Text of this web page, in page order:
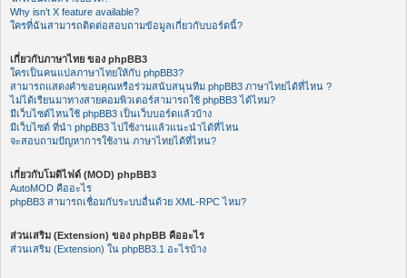
Why isn’t X feature available?
ใครที่ฉันสามารถติดต่อสอบถามข้อมูลเกี่ยวกับบอร์ดนี้?
เกี่ยวกับภาษาไทย ของ phpBB3
ใครเป็นคนแปลภาษาไทยให้กับ phpBB3?
สามารถแสดงคำขอบคุณหรือร่วมสนับสนุนทีม phpBB3 ภาษาไทยได้ที่ไหน ?
ไม่ได้เรียนมาทางสายคอมพิวเตอร์สามารถใช้ phpBB3 ได้ไหม?
มีเว็บไซต์ไหนใช้ phpBB3 เป็นเว็บบอร์ดแล้วบ้าง
มีเว็บไซต์ ที่นำ phpBB3 ไปใช้งานแล้วแนะนำได้ที่ไหน
จะสอบถามปัญหาการใช้งาน ภาษาไทยได้ที่ไหน?
เกี่ยวกับโมดิไฟด์ (MOD) phpBB3
AutoMOD คืออะไร
phpBB3 สามารถเชื่อมกับระบบอื่นด้วย XML-RPC ไหม?
ส่วนเสริม (Extension) ของ phpBB คืออะไร
ส่วนเสริม (Extension) ใน phpBB3.1 อะไรบ้าง